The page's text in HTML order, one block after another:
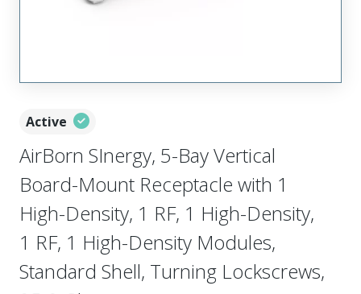
Active
AirBorn SInergy, 5-Bay Vertical
Board-Mount Receptacle with 1
High-Density, 1 RF, 1 High-Density,
1 RF, 1 High-Density Modules,
Standard Shell, Turning Lockscrews,